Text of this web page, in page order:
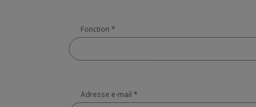
Fonction *
Adresse e-mail *